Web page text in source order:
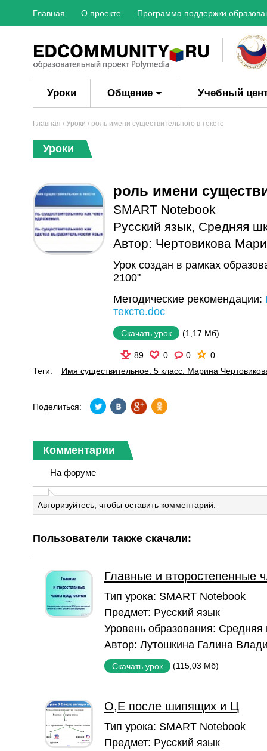
Главная О проекте Программа поддержки
Уроки Общение Учебный
Главная / Уроки / роль имени существительного в тексте
Уроки
роль имени
SMART Notebook
Русский язык, Средняя
Автор: Чертовикова
Урок создан в рамках
2100"
Методические рекомендации:
тексте.doc
Скачать урок (1,17 Мб)
89 0 0
0
Теги:
Имя существительное. 5 класс. Марина
Поделиться:
Комментарии
На форуме
Авторизуйтесь , чтобы оставить комментарий.
Пользователи также скачали:
Главные и второстепенные
Тип урока: SMART Notebook
Предмет: Русский язык
Уровень образования: Средняя
Автор: Лутошкина Галина
Скачать урок (115,03 Мб)
О,Е после шипящих и Ц
Тип урока: SMART Notebook
Предмет: Русский язык